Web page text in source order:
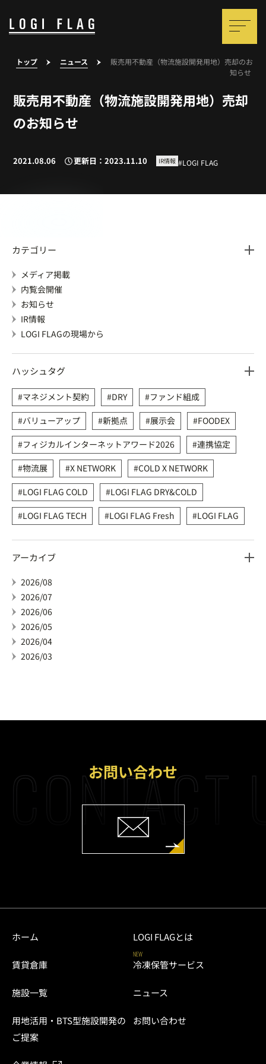
トップ ニュース
販売用不動産（物流施設開発用地）売却のお
知らせ
販売用不動産（物流施設開発用地）売却
のお知らせ
2021.08.06 更新日：2023.11.10 IR情報 LOGI FLAG
カテゴリー
メディア掲載
内覧会開催
お知らせ
IR情報
LOGI FLAGの現場から
ハッシュタグ
マネジメント契約 DRY
ファンド組成
バリューアップ
新拠点 展示会
FOODEX
フィジカルインターネットアワード2026
連携協定
物流展
X NETWORK
COLD X NETWORK
LOGI FLAG COLD
LOGI FLAG DRY&COLD
LOGI FLAG TECH
LOGI FLAG Fresh LOGI FLAG
アーカイブ
2026/08
2026/07
2026/06
2026/05
2026/04
2026/03
CONTACT
お問い合わせ
ホーム LOGI FLAGとは
賃貸倉庫
NEW
冷凍保管サービス
施設一覧 ニュース
用地活用・BTS型施設開発の
ご提案
お問い合わせ